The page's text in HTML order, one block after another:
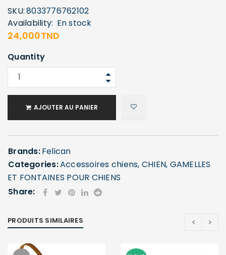
SKU:8033776762102
Availability: En stock
24,000TND
Quantity
AJOUTER AU PANIER
Brands:Felican
Categories:Accessoires chiens, CHIEN, GAMELLES
ET FONTAINES POUR CHIENS
Share:
PRODUITS SIMILAIRES